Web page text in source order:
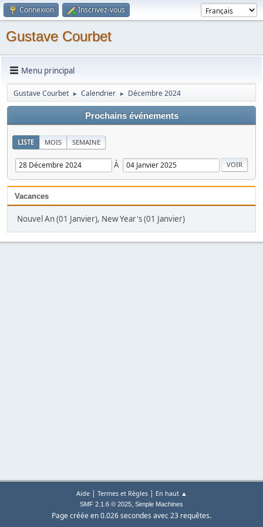
Connexion Inscrivez-vous
Gustave Courbet
Menu principal
Gustave Courbet ► Calendrier ► Décembre 2024
Prochains événements
LISTE MOIS SEMAINE
À
Vacances
Nouvel An (01 Janvier), New Year's (01 Janvier)
Aide| Termes et Règles| En haut ▲
SMF 2.1.6 © 2025, Simple Machines
Page créée en 0.026 secondes avec 23 requêtes.